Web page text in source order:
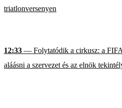
triatlonversenyen
12:33 — Folytatódik a cirkusz: a
aláásni a szervezet és az elnök